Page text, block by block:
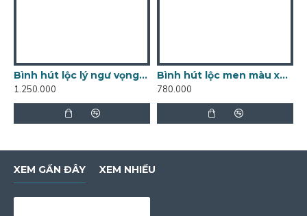
Bình hút lộc lý ngư vọng nguyệt BL17C
1.250.000
Bình hút lộc men màu xanh dương Cá Chép Hóa Rồng BL39D
780.000
XEM GẦN ĐÂY XEM NHIỀU